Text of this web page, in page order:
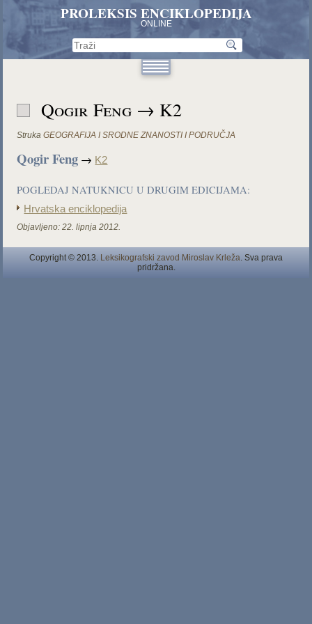
PROLEKSIS ENCIKLOPEDIJA
ONLINE
Qogir Feng → K2
Struka GEOGRAFIJA I SRODNE ZNANOSTI I PODRUČJA
Qogir Feng → K2
POGLEDAJ NATUKNICU U DRUGIM EDICIJAMA:
Hrvatska enciklopedija
Objavljeno: 22. lipnja 2012.
Copyright © 2013. Leksikografski zavod Miroslav Krleža. Sva prava
pridržana.